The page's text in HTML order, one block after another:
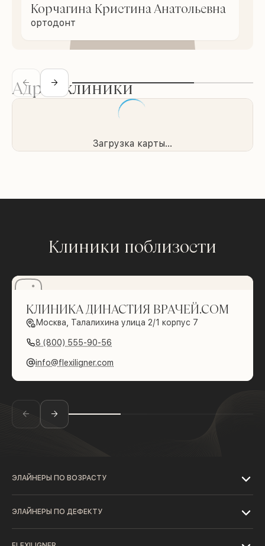
Корчагина Кристина Анатольевна
ортодонт
Адрес клиники
Загрузка карты...
Клиники поблизости
КЛИНИКА ДИНАСТИЯ ВРАЧЕЙ.СОМ
Москва, Талалихина улица 2/1 корпус 7
8 (800) 555-90-56
info@flexiligner.com
ЭЛАЙНЕРЫ ПО ВОЗРАСТУ
ЭЛАЙНЕРЫ ПО ДЕФЕКТУ